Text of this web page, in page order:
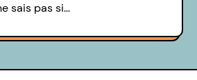
sais pas si…